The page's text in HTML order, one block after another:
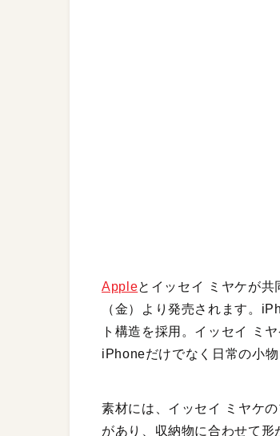
Appleとイッセイ ミヤケが共
（金）より発売されます。
ト構造を採用。イッセイ ミ
iPhoneだけでなく日常の小物
素材には、イッセイ ミヤケ
があり、収納物に合わせて形